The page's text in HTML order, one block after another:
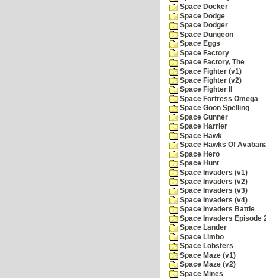
Space Docker
Space Dodge
Space Dodger
Space Dungeon
Space Eggs
Space Factory
Space Factory, The
Space Fighter (v1)
Space Fighter (v2)
Space Fighter II
Space Fortress Omega
Space Goon Spelling
Space Gunner
Space Harrier
Space Hawk
Space Hawks Of
Space Hero
Space Hunt
Space Invaders (v1)
Space Invaders (v2)
Space Invaders (v3)
Space Invaders (v4)
Space Invaders Battle
Space Invaders Episode
Space Lander
Space Limbo
Space Lobsters
Space Maze (v1)
Space Maze (v2)
Space Mines